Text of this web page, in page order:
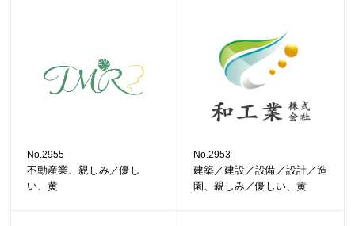
No.2955
不動産業、親しみ／優し
い、黄
No.2953
建築／建設／設備／設計／造
園、親しみ／優しい、黄